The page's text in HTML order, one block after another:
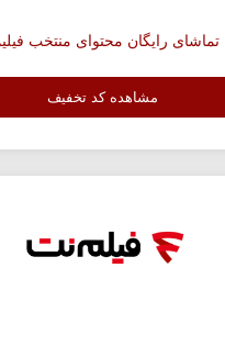
تماشای رایگان محتوای منتخب
مشاهده کد تخفیف